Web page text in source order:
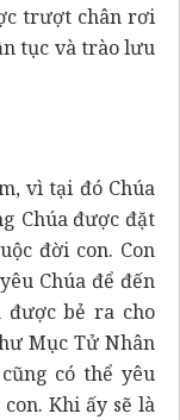
trượt chân rơi
tục và trào lưu
vì tại đó Chúa
Chúa được đặt
đời con. Con
Chúa để đến
bẻ ra cho
Mục Tử Nhân
có thể yêu
Khi ấy sẽ là